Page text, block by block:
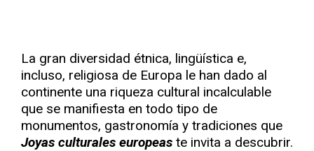
La gran diversidad étnica, lingüística e,
incluso, religiosa de Europa le han dado al
continente una riqueza cultural incalculable
que se manifiesta en todo tipo de
monumentos, gastronomía y tradiciones que
Joyas culturales europeas te invita a descubrir.